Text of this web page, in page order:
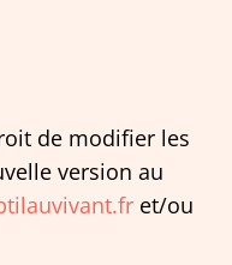
de modifier les
version au
et/ou